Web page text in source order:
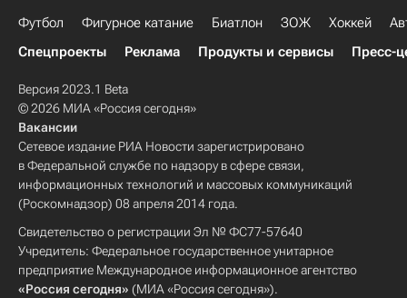
Футбол Фигурное катание Биатлон ЗОЖ Хоккей
Спецпроекты
Реклама Продукты и сервисы Пресс-
Версия 2023.1 Beta
© 2026 МИА «Россия сегодня»
Вакансии
Сетевое издание РИА Новости зарегистрировано
в Федеральной службе по надзору в сфере связи,
информационных технологий и массовых коммуникаций
(Роскомнадзор) 08 апреля 2014 года.
Свидетельство о регистрации Эл № ФС77-57640
Учредитель: Федеральное государственное унитарное
предприятие Международное информационное агентство
«Россия сегодня» (МИА «Россия сегодня»).